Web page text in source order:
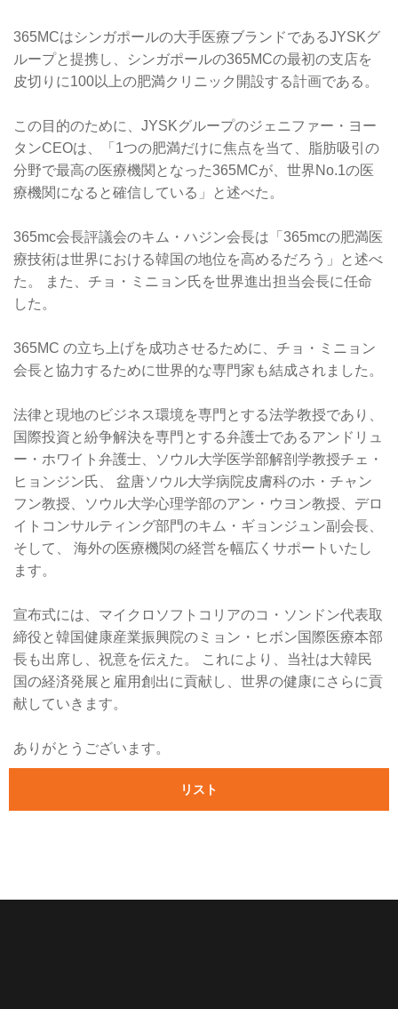
365MCはシンガポールの大手医療ブランドであるJYSKグ
ループと提携し、シンガポールの365MCの最初の支店を
皮切りに100以上の肥満クリニック開設する計画である。
この目的のために、JYSKグループのジェニファー・ヨー
タンCEOは、「1つの肥満だけに焦点を当て、脂肪吸引の
分野で最高の医療機関となった365MCが、世界No.1の医
療機関になると確信している」と述べた。
365mc会長評議会のキム・ハジン会長は「365mcの肥満医
療技術は世界における韓国の地位を高めるだろう」と述べ
た。 また、チョ・ミニョン氏を世界進出担当会長に任命
した。
365MC の立ち上げを成功させるために、チョ・ミニョン
会長と協力するために世界的な専門家も結成されました。
法律と現地のビジネス環境を専門とする法学教授であり、
国際投資と紛争解決を専門とする弁護士であるアンドリュ
ー・ホワイト弁護士、ソウル大学医学部解剖学教授チェ・
ヒョンジン氏、 盆唐ソウル大学病院皮膚科のホ・チャン
フン教授、ソウル大学心理学部のアン・ウヨン教授、デロ
イトコンサルティング部門のキム・ギョンジュン副会長、
そして、 海外の医療機関の経営を幅広くサポートいたし
ます。
宣布式には、マイクロソフトコリアのコ・ソンドン代表取
締役と韓国健康産業振興院のミョン・ヒボン国際医療本部
長も出席し、祝意を伝えた。 これにより、当社は大韓民
国の経済発展と雇用創出に貢献し、世界の健康にさらに貢
献していきます。
ありがとうございます。
リスト